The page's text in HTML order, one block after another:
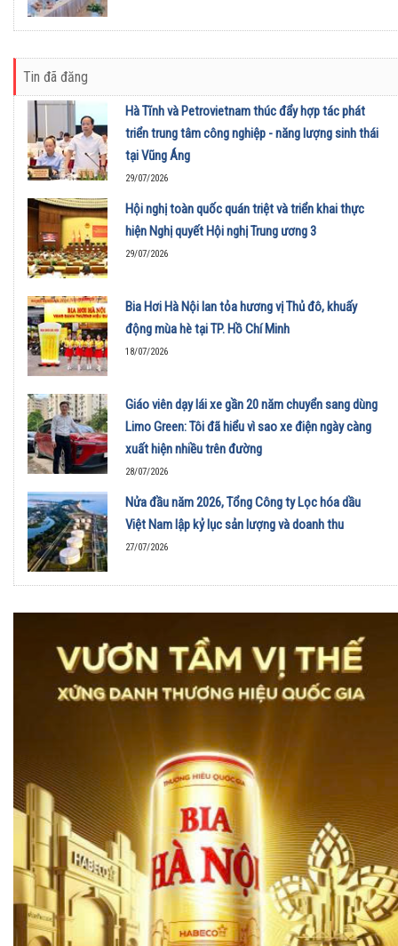
Tin đã đăng
Hà Tĩnh và Petrovietnam thúc đẩy hợp tác phát
triển trung tâm công nghiệp - năng lượng sinh thái
tại Vũng Áng
29/07/2026
Hội nghị toàn quốc quán triệt và triển khai thực
hiện Nghị quyết Hội nghị Trung ương 3
29/07/2026
Bia Hơi Hà Nội lan tỏa hương vị Thủ đô, khuấy
động mùa hè tại TP. Hồ Chí Minh
18/07/2026
Giáo viên dạy lái xe gần 20 năm chuyển sang dùng
Limo Green: Tôi đã hiểu vì sao xe điện ngày càng
xuất hiện nhiều trên đường
28/07/2026
Nửa đầu năm 2026, Tổng Công ty Lọc hóa dầu
Việt Nam lập kỷ lục sản lượng và doanh thu
27/07/2026